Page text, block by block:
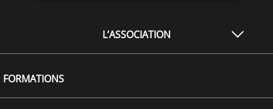
L’ASSOCIATION
FORMATIONS